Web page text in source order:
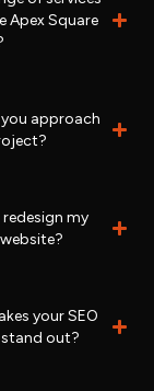
Apex Square
approach
redesign my
your SEO
stand out?